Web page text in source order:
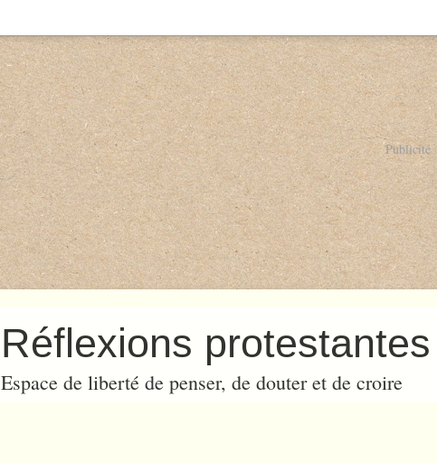
Publicité
Réflexions
Espace de liberté de penser, de douter et de croire